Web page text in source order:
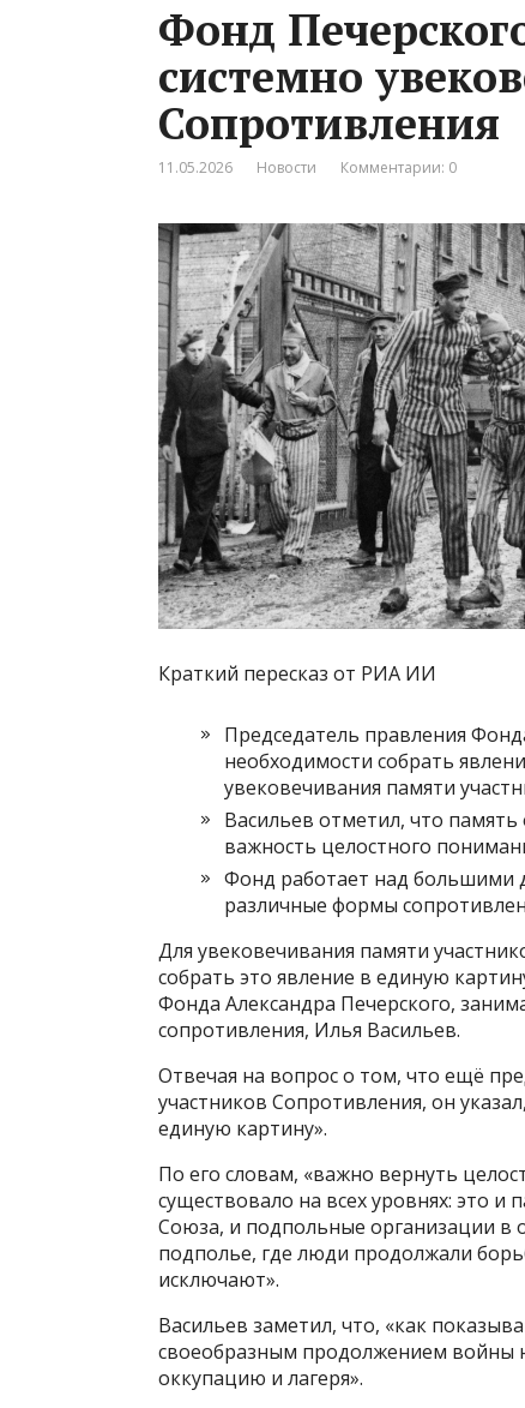
Фонд
системно
Сопротивления
11.05.2026 Новости Комментарии: 0
Краткий пересказ от РИА ИИ
Председатель правления
необходимости собрать
увековечивания памяти
Васильев отметил, что
важность целостного
Фонд работает над большими
различные формы
Для увековечивания памяти
собрать это явление в единую
Фонда Александра Печерского,
сопротивления, Илья Васильев.
Отвечая на вопрос о том, что ещё
участников Сопротивления, он
единую картину».
По его словам, «важно вернуть
существовало на всех уровнях: это
Союза, и подпольные организации в
подполье, где люди продолжали
исключают».
Васильев заметил, что, «как
своеобразным продолжением войны
оккупацию и лагеря».